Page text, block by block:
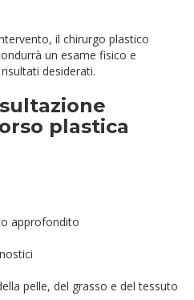
il chirurgo plastico
un esame fisico e
desiderati.
plastica
approfondito
pelle, del grasso e del tessuto